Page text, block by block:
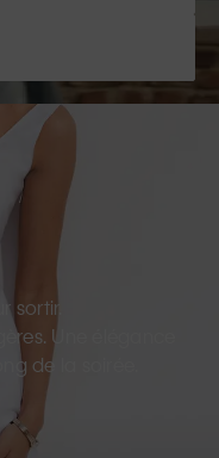
sortir.
Une élégance
de la soirée.